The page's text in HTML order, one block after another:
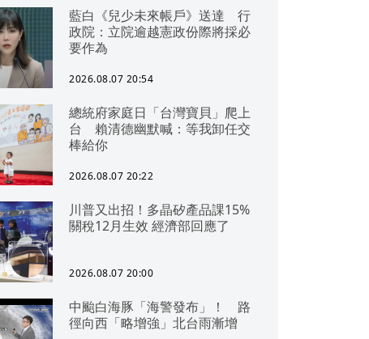
藍白《兒少未來帳戶》送達 行
政院：立院逾越憲政份際將採必
要作為
2026.08.07 20:54
總統府家庭日「台灣寶貝」爬上
台 賴清德幽默喊：等我卸任交
棒給你
2026.08.07 20:22
川普又出招！多晶矽產品課15%
關稅12月生效 經濟部回應了
2026.08.07 20:00
中颱白海豚「海警發布」！ 路
徑向西「略增強」北台雨漸增